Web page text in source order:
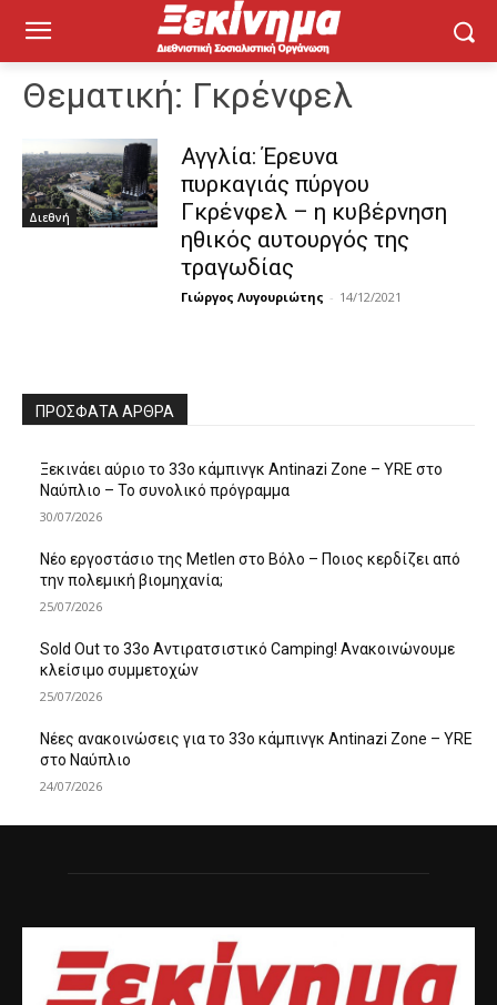
Θεματική: Γκρένφελ
Διεθνή
Αγγλία: Έρευνα
πυρκαγιάς πύργου
Γκρένφελ – η κυβέρνηση
ηθικός αυτουργός της
τραγωδίας
Γιώργος Λυγουριώτης - 14/12/2021
ΠΡΌΣΦΑΤΑ ΆΡΘΡΑ
Ξεκινάει αύριο το 33ο κάμπινγκ Antinazi Zone – YRE στο
Ναύπλιο – Το συνολικό πρόγραμμα
30/07/2026
Νέο εργοστάσιο της Metlen στο Βόλο – Ποιος κερδίζει από
την πολεμική βιομηχανία;
25/07/2026
Sold Out το 33ο Αντιρατσιστικό Camping! Ανακοινώνουμε
κλείσιμο συμμετοχών
25/07/2026
Νέες ανακοινώσεις για το 33ο κάμπινγκ Antinazi Zone – YRE
στο Ναύπλιο
24/07/2026